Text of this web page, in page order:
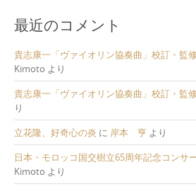
最近のコメント
貴志康一「ヴァイオリン協奏曲」校訂・監
Kimoto より
貴志康一「ヴァイオリン協奏曲」校訂・監
り
立花隆、好奇心の炎 に 岸本 亨 より
日本・モロッコ国交樹立65周年記念コンサ
Kimoto より